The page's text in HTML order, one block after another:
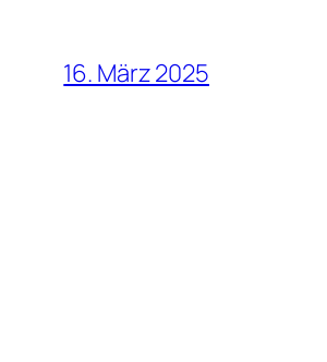
16. März 2025